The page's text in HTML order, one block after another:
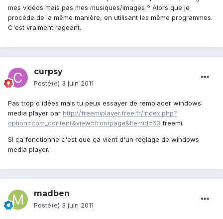
mes vidéos mais pas mes musiques/images ? Alors que je
procède de la même manière, en utilisant les même programmes.
C'est vraiment rageant.
curpsy
Posté(e) 3 juin 2011
Pas trop d'idées mais tu peux essayer de remplacer windows
media player par http://freemiplayer.free.fr/index.php?
option=com_content&view=frontpage&Itemid=63 freemi.
Si ça fonctionne c'est que ça vient d'un réglage de windows
media player.
madben
Posté(e) 3 juin 2011